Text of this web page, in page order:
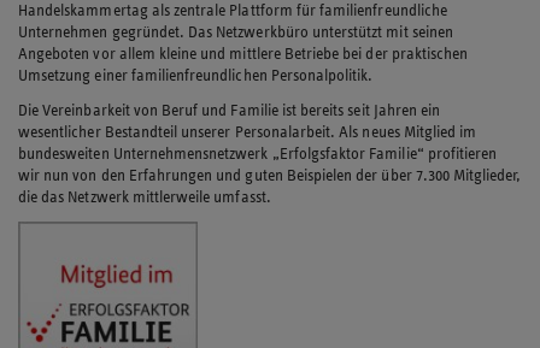
Handelskammertag als zentrale Plattform für familienfreundliche
Unternehmen gegründet. Das Netzwerkbüro unterstützt mit seinen
Angeboten vor allem kleine und mittlere Betriebe bei der praktischen
Umsetzung einer familienfreundlichen Personalpolitik.
Die Vereinbarkeit von Beruf und Familie ist bereits seit Jahren ein
wesentlicher Bestandteil unserer Personalarbeit. Als neues Mitglied im
bundesweiten Unternehmensnetzwerk „Erfolgsfaktor Familie“ profitieren
wir nun von den Erfahrungen und guten Beispielen der über 7.300 Mitglieder,
die das Netzwerk mittlerweile umfasst.